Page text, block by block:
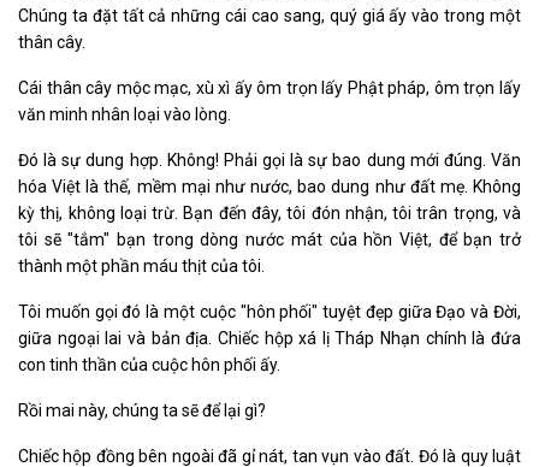
Chúng ta đặt tất cả những cái cao sang, quý giá ấy vào trong một
thân cây.
Cái thân cây mộc mạc, xù xì ấy ôm trọn lấy Phật pháp, ôm trọn lấy
văn minh nhân loại vào lòng.
Đó là sự dung hợp. Không! Phải gọi là sự bao dung mới đúng. Văn
hóa Việt là thế, mềm mại như nước, bao dung như đất mẹ. Không
kỳ thị, không loại trừ. Bạn đến đây, tôi đón nhận, tôi trân trọng, và
tôi sẽ "tắm" bạn trong dòng nước mát của hồn Việt, để bạn trở
thành một phần máu thịt của tôi.
Tôi muốn gọi đó là một cuộc "hôn phối" tuyệt đẹp giữa Đạo và Đời,
giữa ngoại lai và bản địa. Chiếc hộp xá lị Tháp Nhạn chính là đứa
con tinh thần của cuộc hôn phối ấy.
Rồi mai này, chúng ta sẽ để lại gì?
Chiếc hộp đồng bên ngoài đã gỉ nát, tan vụn vào đất. Đó là quy luật